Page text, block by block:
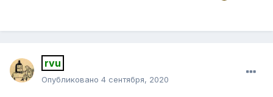
rvu
Опубликовано 4 сентября, 2020